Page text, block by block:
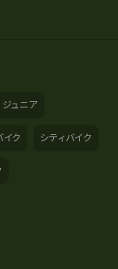
ュニア
イク シティバイク